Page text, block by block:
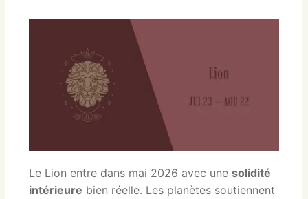
Le Lion entre dans mai 2026 avec une solidité
intérieure bien réelle. Les planètes soutiennent